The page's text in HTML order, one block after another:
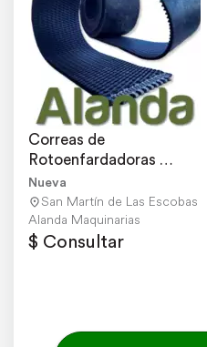
Correas de
Rotoenfardadoras
Origen USA
Nueva
San Martín de Las Escobas
Alanda Maquinarias
$ Consultar